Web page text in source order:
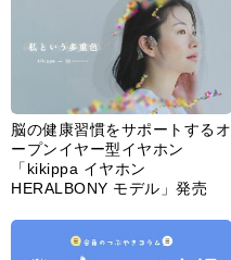
脳の健康習慣をサポートするオ
ープンイヤー型イヤホン
「kikippa イヤホン
HERALBONY モデル」発売